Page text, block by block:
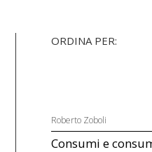
ORDINA PER:
Roberto Zoboli
Consumi e